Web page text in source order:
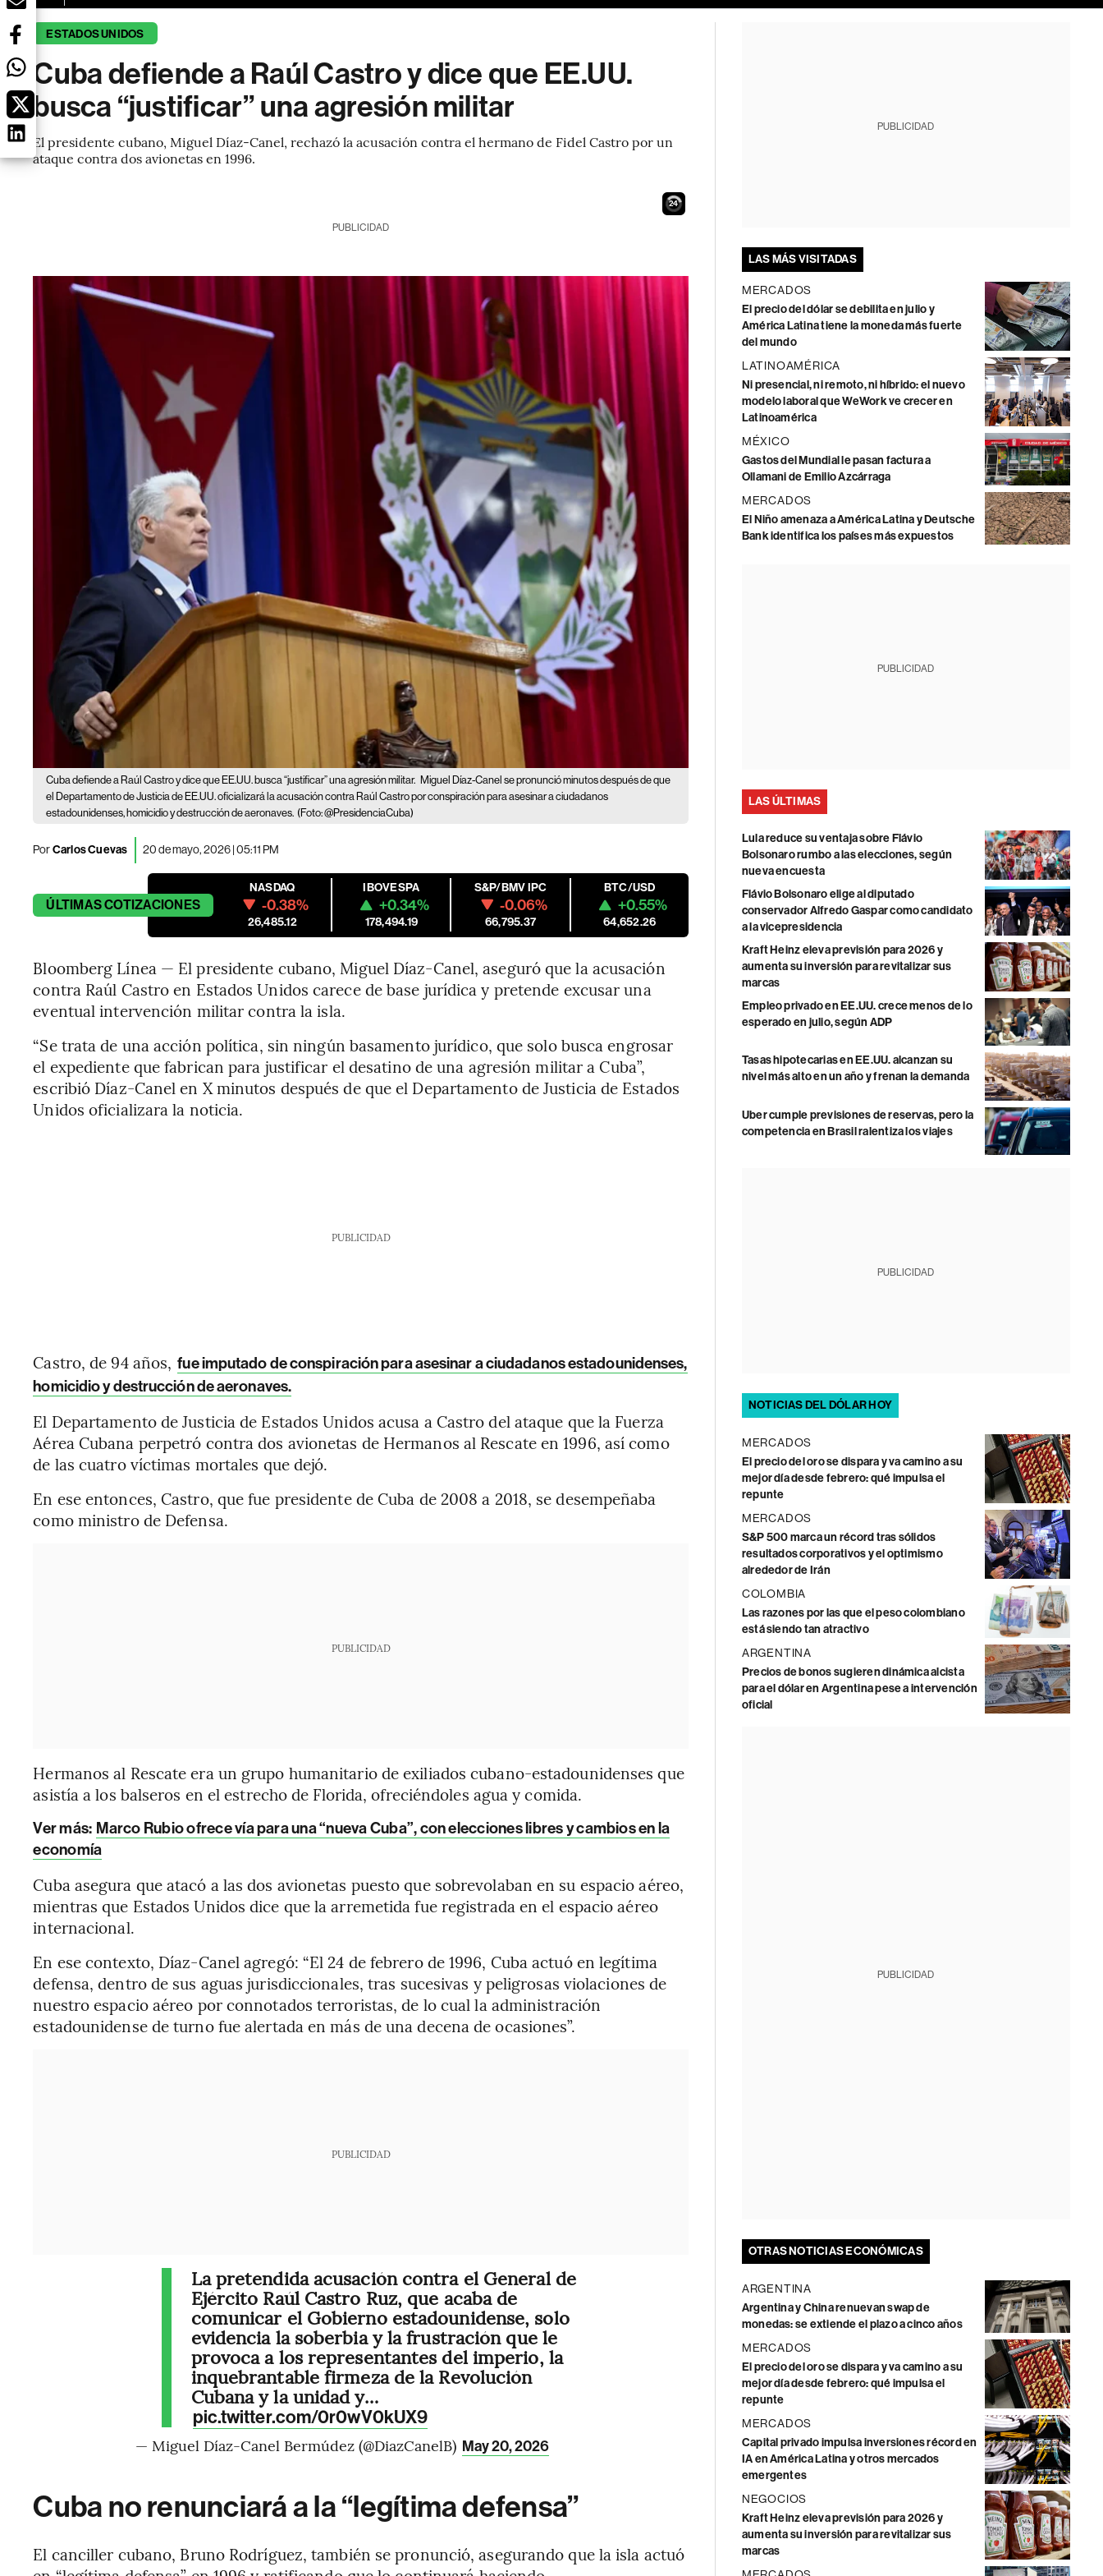
ESTADOS UNIDOS
Cuba defiende a Raúl Castro y dice que EE.UU.
busca “justificar” una agresión militar
El presidente cubano, Miguel Díaz-Canel, rechazó la acusación contra el hermano de Fidel Castro por un
ataque contra dos avionetas en 1996.
23
PUBLICIDAD
Cuba defiende a Raúl Castro y dice que EE.UU. busca “justificar” una agresión militar. Miguel Díaz-Canel se pronunció minutos después de que
el Departamento de Justicia de EE.UU. oficializará la acusación contra Raúl Castro por conspiración para asesinar a ciudadanos
estadounidenses, homicidio y destrucción de aeronaves. (Foto: @PresidenciaCuba)
PorCarlos Cuevas 20 de mayo, 2026 | 05:11 PM
ÚLTIMASCOTIZACIONES
NASDAQ
-0.38%
26,485.12
IBOVESPA
+0.34%
178,494.19
S&P/BMV IPC
-0.06%
66,795.37
BTC/USD
+0.55%
64,652.26
Bloomberg Línea — El presidente cubano, Miguel Díaz-Canel, aseguró que la acusación
contra Raúl Castro en Estados Unidos carece de base jurídica y pretende excusar una
eventual intervención militar contra la isla.
“Se trata de una acción política, sin ningún basamento jurídico, que solo busca engrosar
el expediente que fabrican para justificar el desatino de una agresión militar a Cuba”,
escribió Díaz-Canel en X minutos después de que el Departamento de Justicia de Estados
Unidos oficializara la noticia.
PUBLICIDAD
Castro, de 94 años, fue imputado de conspiración para asesinar a ciudadanos estadounidenses,
homicidio y destrucción de aeronaves.
El Departamento de Justicia de Estados Unidos acusa a Castro del ataque que la Fuerza
Aérea Cubana perpetró contra dos avionetas de Hermanos al Rescate en 1996, así como
de las cuatro víctimas mortales que dejó.
En ese entonces, Castro, que fue presidente de Cuba de 2008 a 2018, se desempeñaba
como ministro de Defensa.
PUBLICIDAD
Hermanos al Rescate era un grupo humanitario de exiliados cubano-estadounidenses que
asistía a los balseros en el estrecho de Florida, ofreciéndoles agua y comida.
Ver más: Marco Rubio ofrece vía para una “nueva Cuba”, con elecciones libres y cambios en la
economía
Cuba asegura que atacó a las dos avionetas puesto que sobrevolaban en su espacio aéreo,
mientras que Estados Unidos dice que la arremetida fue registrada en el espacio aéreo
internacional.
En ese contexto, Díaz-Canel agregó: “El 24 de febrero de 1996, Cuba actuó en legítima
defensa, dentro de sus aguas jurisdiccionales, tras sucesivas y peligrosas violaciones de
nuestro espacio aéreo por connotados terroristas, de lo cual la administración
estadounidense de turno fue alertada en más de una decena de ocasiones”.
PUBLICIDAD
La pretendida acusación contra el General de
Ejército Raúl Castro Ruz, que acaba de
comunicar el Gobierno estadounidense, solo
evidencia la soberbia y la frustración que le
provoca a los representantes del imperio, la
inquebrantable firmeza de la Revolución
Cubana y la unidad y…
pic.twitter.com/0r0wV0kUX9
— Miguel Díaz-Canel Bermúdez (@DiazCanelB) May 20, 2026
Cuba no renunciará a la “legítima defensa”
El canciller cubano, Bruno Rodríguez, también se pronunció, asegurando que la isla actuó
PUBLICIDAD
LAS MÁS VISITADAS
MERCADOS
El precio del dólar se debilita en julio y
América Latina tiene la moneda más fuerte
del mundo
LATINOAMÉRICA
Ni presencial, ni remoto, ni híbrido: el nuevo
modelo laboral que WeWork ve crecer en
Latinoamérica
MÉXICO
Gastos del Mundial le pasan factura a
Ollamani de Emilio Azcárraga
MERCADOS
El Niño amenaza a América Latina y Deutsche
Bank identifica los países más expuestos
PUBLICIDAD
LAS ÚLTIMAS
Lula reduce su ventaja sobre Flávio
Bolsonaro rumbo a las elecciones, según
nueva encuesta
Flávio Bolsonaro elige al diputado
conservador Alfredo Gaspar como candidato
a la vicepresidencia
Kraft Heinz eleva previsión para 2026 y
aumenta su inversión para revitalizar sus
marcas
Empleo privado en EE.UU. crece menos de lo
esperado en julio, según ADP
Tasas hipotecarias en EE.UU. alcanzan su
nivel más alto en un año y frenan la demanda
Uber cumple previsiones de reservas, pero la
competencia en Brasil ralentiza los viajes
PUBLICIDAD
NOTICIAS DEL DÓLAR HOY
MERCADOS
El precio del oro se dispara y va camino a su
mejor día desde febrero: qué impulsa el
repunte
MERCADOS
S&P 500 marca un récord tras sólidos
resultados corporativos y el optimismo
alrededor de Irán
COLOMBIA
Las razones por las que el peso colombiano
está siendo tan atractivo
ARGENTINA
Precios de bonos sugieren dinámica alcista
para el dólar en Argentina pese a intervención
oficial
PUBLICIDAD
OTRAS NOTICIAS ECONÓMICAS
ARGENTINA
Argentina y China renuevan swap de
monedas: se extiende el plazo a cinco años
MERCADOS
El precio del oro se dispara y va camino a su
mejor día desde febrero: qué impulsa el
repunte
MERCADOS
Capital privado impulsa inversiones récord en
IA en América Latina y otros mercados
emergentes
NEGOCIOS
Kraft Heinz eleva previsión para 2026 y
aumenta su inversión para revitalizar sus
marcas